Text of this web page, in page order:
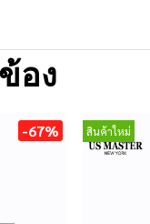
อง
-67% สินค้าใหม่